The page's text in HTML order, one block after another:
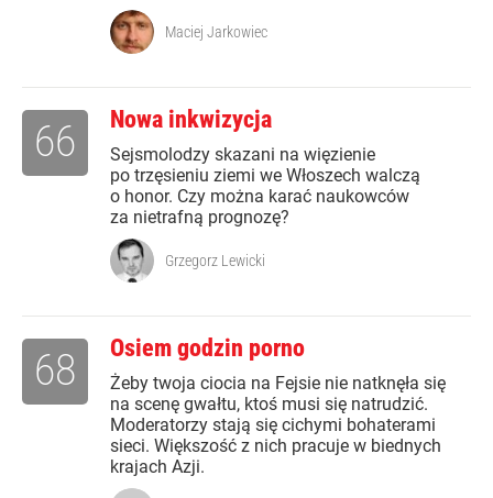
Maciej Jarkowiec
Nowa inkwizycja
Sejsmolodzy skazani na więzienie
po trzęsieniu ziemi we Włoszech walczą
o honor. Czy można karać naukowców
za nietrafną prognozę?
66
Grzegorz Lewicki
Osiem godzin porno
Żeby twoja ciocia na Fejsie nie natknęła się
na scenę gwałtu, ktoś musi się natrudzić.
Moderatorzy stają się cichymi bohaterami
sieci. Większość z nich pracuje w biednych
krajach Azji.
68